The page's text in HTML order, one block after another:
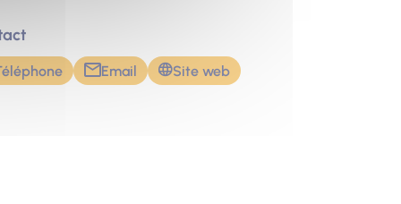
Email Site web